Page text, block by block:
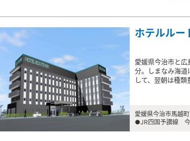
ホテルルー
愛媛県今治市と
分。しまなみ海道
して、翌朝は種
愛媛県今治市馬越
●JR四国予讃線 今